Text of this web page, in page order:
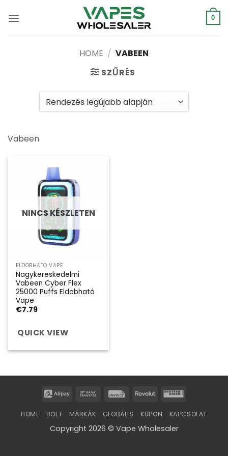
0
HOME / VABEEN
SZŰRÉS
Vabeen
NINCS KÉSZLETEN
ELDOBHATÓ VAPE
Nagykereskedelmi
Vabeen Cyber Flex
25000 Puffs Eldobható
Vape
€7.79
QUICK VIEW
Alipay
Bank
Invoice RevolutWestern
HOME BOLT MÁRKÁK GLOBÁLIS KUPON KAPCSOLAT
Copyright 2026 © Vape Wholesaler